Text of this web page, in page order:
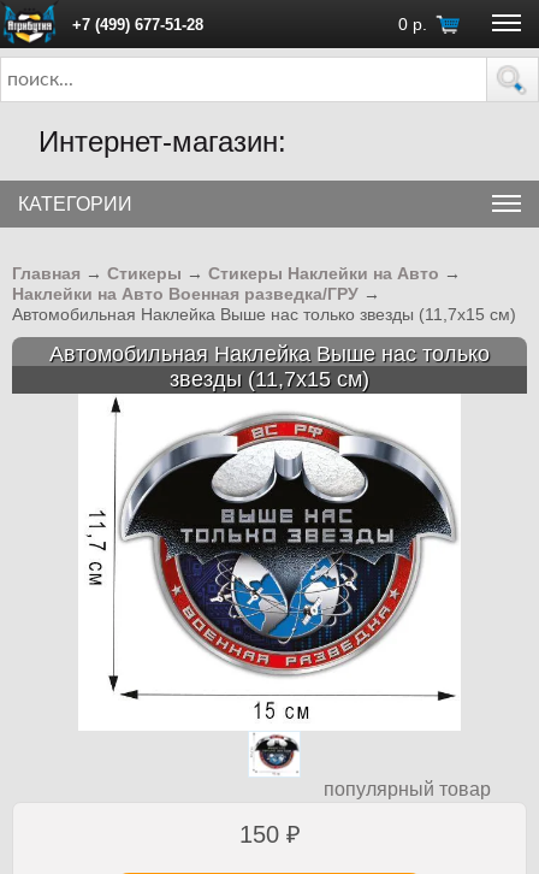
+7 (499) 677-51-28 0 р.
ПН - ПТ с 10:00 до 18:00 (Москва)
Интернет-магазин:
КАТЕГОРИИ
Главная → Стикеры → Стикеры Наклейки на Авто →
Наклейки на Авто Военная разведка/ГРУ →
Автомобильная Наклейка Выше нас только звезды (11,7x15 см)
Автомобильная Наклейка Выше нас только
звезды (11,7x15 см)
популярный товар
150 ₽